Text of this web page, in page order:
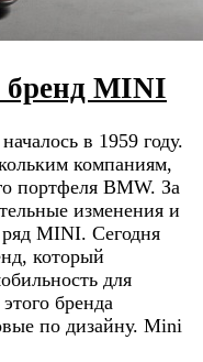
MINI
в 1959 году.
компаниям,
портфеля BMW. За
изменения и
MINI. Сегодня
который
для
бренда
по дизайну. Mini